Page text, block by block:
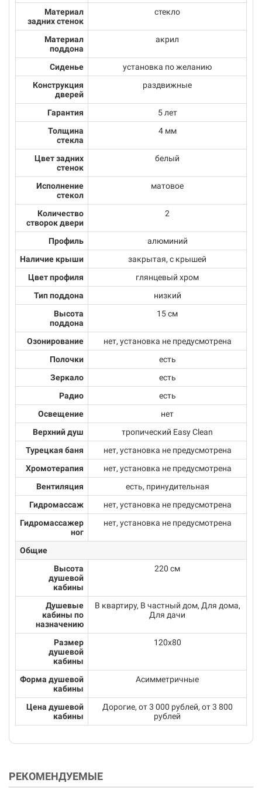
Материал
задних стенок
стекло
Материал
поддона
акрил
Сиденье
установка по желанию
Конструкция
дверей
раздвижные
Гарантия
5 лет
Толщина
стекла
4 мм
Цвет задних
стенок
белый
Исполнение
стекол
матовое
Количество
створок двери
2
Профиль
алюминий
Наличие крыши
закрытая, с крышей
Цвет профиля
глянцевый хром
Тип поддона
низкий
Высота
поддона
15 см
Озонирование
нет, установка не предусмотрена
Полочки
есть
Зеркало
есть
Радио
есть
Освещение
нет
Верхний душ
тропический Easy Clean
Турецкая баня
нет, установка не предусмотрена
Хромотерапия
нет, установка не предусмотрена
Вентиляция
есть, принудительная
Гидромассаж
нет, установка не предусмотрена
Гидромассажер
ног
нет, установка не предусмотрена
Общие
Высота
душевой
кабины
220 см
Душевые
кабины по
назначению
В квартиру, В частный дом, Для дома,
Для дачи
Размер
душевой
кабины
120x80
Форма душевой
кабины
Асимметричные
Цена душевой
кабины
Дорогие, от 3 000 рублей, от 3 800
рублей
РЕКОМЕНДУЕМЫЕ